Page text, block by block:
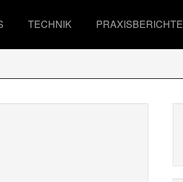
TECHNIK PRAXISBERICHTE